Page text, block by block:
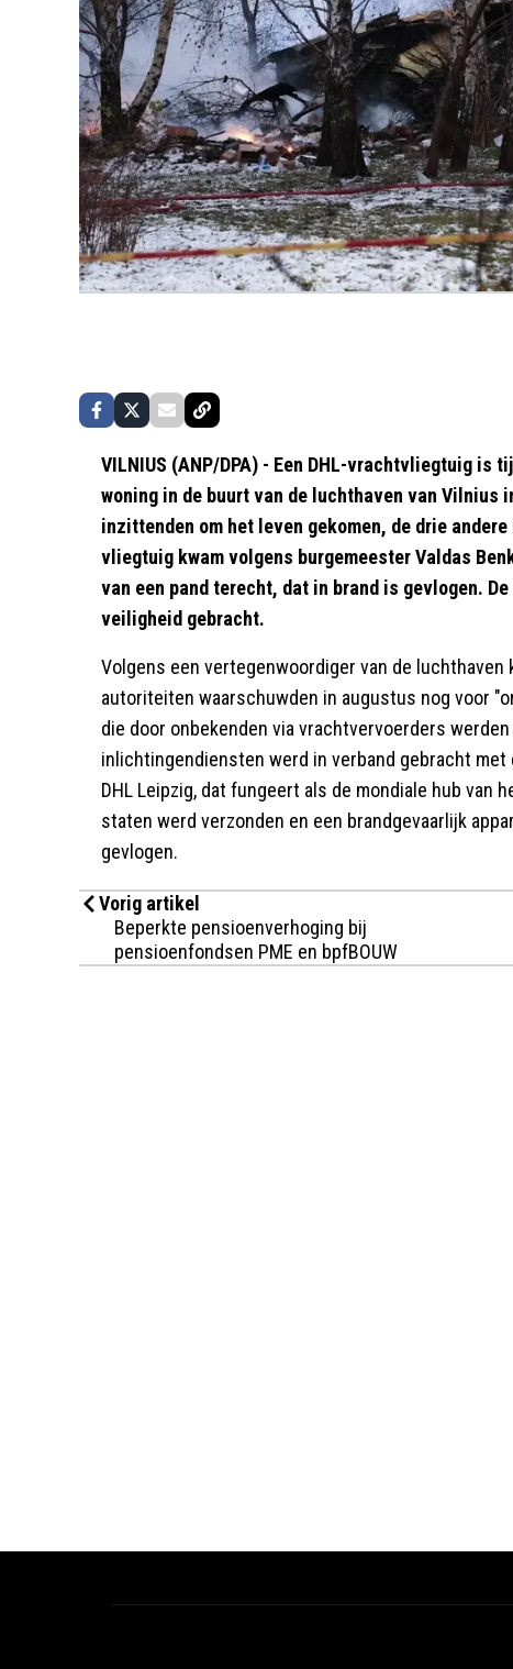
VILNIUS (ANP/DPA) - Een DHL-vrachtvliegtuig is
woning in de buurt van de luchthaven van Vilnius
inzittenden om het leven gekomen, de drie
vliegtuig kwam volgens burgemeester Valdas
van een pand terecht, dat in brand is gevlogen.
veiligheid gebracht.
Volgens een vertegenwoordiger van de
autoriteiten waarschuwden in augustus nog voor
die door onbekenden via vrachtvervoerders
inlichtingendiensten werd in verband gebracht
DHL Leipzig, dat fungeert als de mondiale hub van
staten werd verzonden en een brandgevaarlijk
gevlogen.
Vorig artikel
Beperkte pensioenverhoging bij
pensioenfondsen PME en bpfBOUW